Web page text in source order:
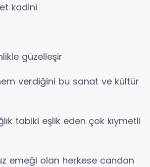
kadini
güzelleşir
verdiğini bu sanat ve kültür
tabiki eşlik eden çok kıymetli
emeği olan herkese candan